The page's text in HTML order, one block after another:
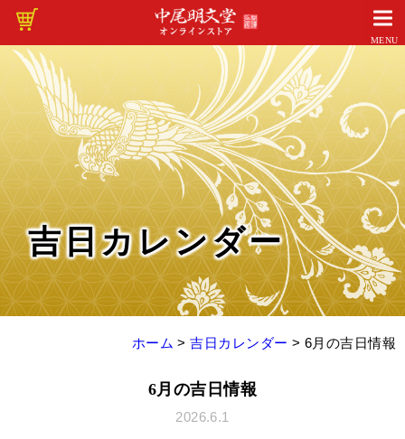
MENU
吉日カレンダー
ホーム >吉日カレンダー > 6月の吉日情報
6月の吉日情報
2026.6.1